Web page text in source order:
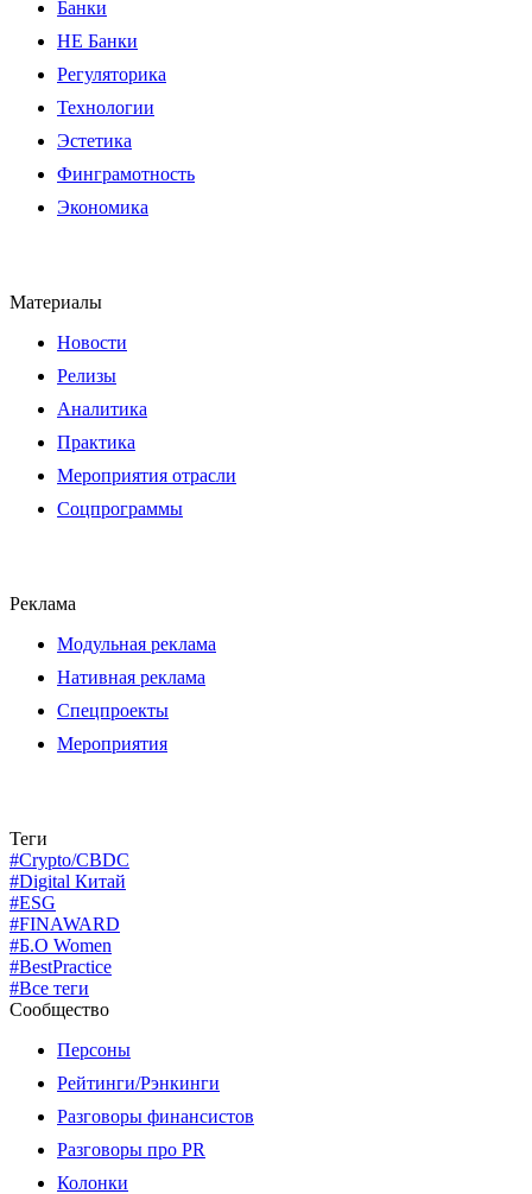
Банки
НЕ Банки
Регуляторика
Технологии
Эстетика
Финграмотность
Экономика
Материалы
Новости
Релизы
Аналитика
Практика
Мероприятия отрасли
Соцпрограммы
Реклама
Модульная реклама
Нативная реклама
Спецпроекты
Мероприятия
Теги
#Crypto/CBDC
#Digital Китай
#ESG
#FINAWARD
#Б.О Women
#BestPractice
#Все теги
Сообщество
Персоны
Рейтинги/Рэнкинги
Разговоры финансистов
Разговоры про PR
Колонки